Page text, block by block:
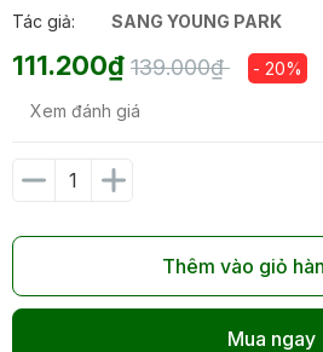
Tác giả: SANG YOUNG PARK
111.200₫ 139.000₫ - 20%
Xem đánh giá
Thêm vào giỏ
Mua ngay